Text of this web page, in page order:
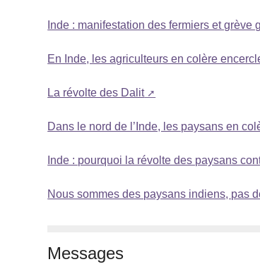
Inde : manifestation des fermiers et
En Inde, les agriculteurs en colère
La révolte des Dalit
Dans le nord de l’Inde, les paysans en
Inde : pourquoi la révolte des paysans
Nous sommes des paysans indiens, pas
Messages